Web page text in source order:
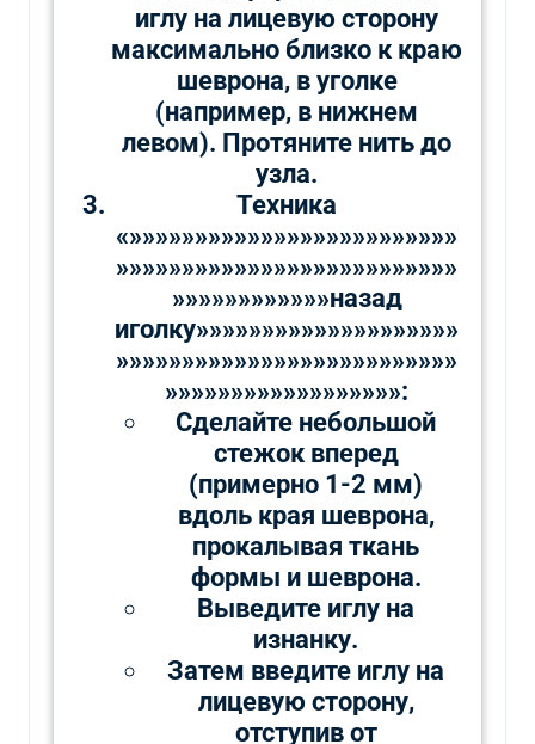
иглу на лицевую сторону
максимально близко к краю
шеврона, в уголке
(например, в нижнем
левом). Протяните нить до
узла.
Техника
«»»»»»»»»»»»»»»»»»»»»»»»»»
»»»»»»»»»»»»»»»»»»»»»»»»»»
»»»»»»»»»»»»назад
иголку»»»»»»»»»»»»»»»»»»»»
»»»»»»»»»»»»»»»»»»»»»»»»»»
»»»»»»»»»»»»»»»»»»:
Сделайте небольшой
стежок вперед
(примерно 1-2 мм)
вдоль края шеврона,
прокалывая ткань
формы и шеврона.
Выведите иглу на
изнанку.
Затем введите иглу на
лицевую сторону,
отступив от